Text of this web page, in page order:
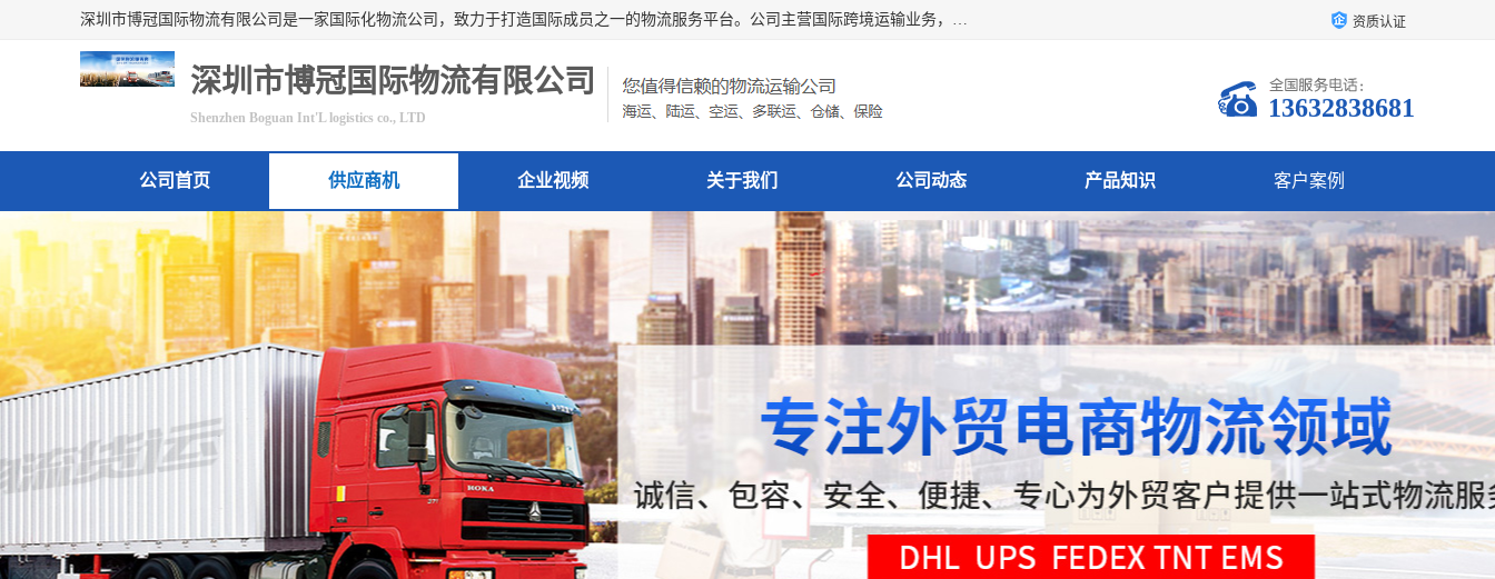
深圳市博冠国际物流有限公司是一家国际化物流公司，致力于打造国际成员之一的物流服务平台。公司主营国际跨境运输业务，提供国际快递、FBA空派专线、国际海空运、国际空运专线、中欧铁路运输等国际海空运、国际快递、国际铁路运输及跨境专线物流等各类进出口运输方面的业务。 资质认证
深圳市博冠国际物流有限公司
Shenzhen Boguan Int'L logistics co., LTD 13632838681
公司首页 供应商机 企业视频 关于我们 公司动态 产品知识 客户案例
联系方式